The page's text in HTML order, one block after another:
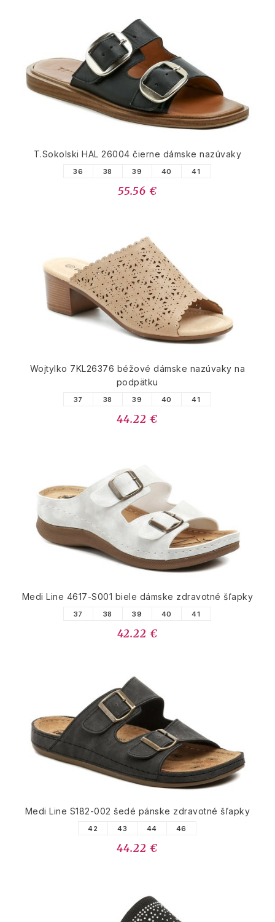
T.Sokolski HAL 26004 čierne dámske nazúvaky
36 38 39 40 41
55.56 €
Wojtylko 7KL26376 béžové dámske nazúvaky na
podpätku
37 38 39 40 41
44.22 €
Medi Line 4617-S001 biele dámske zdravotné šľapky
37 38 39 40 41
42.22 €
Medi Line S182-002 šedé pánske zdravotné šľapky
42 43 44 46
44.22 €